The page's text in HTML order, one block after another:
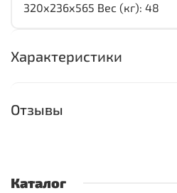
320х236х565 Вес (кг): 48
Характеристики
Отзывы
Каталог